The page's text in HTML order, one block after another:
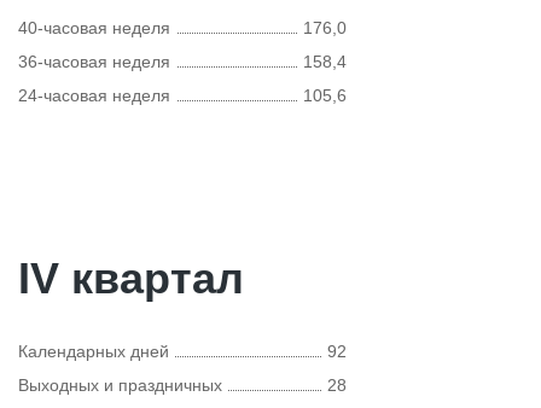
40-часовая неделя
176,0
36-часовая неделя
158,4
24-часовая неделя
105,6
IV квартал
Календарных дней
92
Выходных и праздничных
28